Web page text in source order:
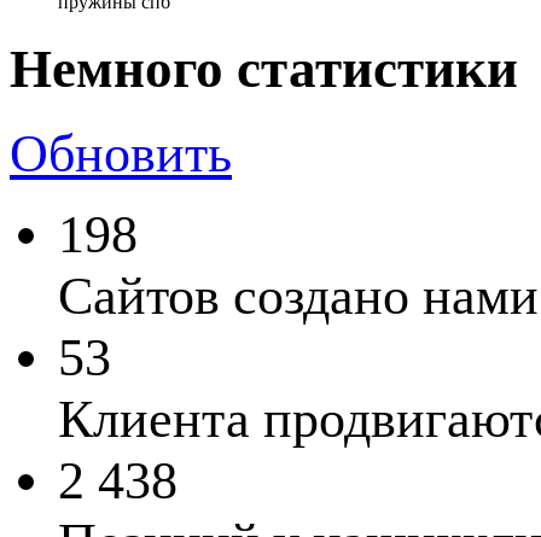
Немного статистики
Обновить
198
Сайтов создано
53
Клиента
2 438